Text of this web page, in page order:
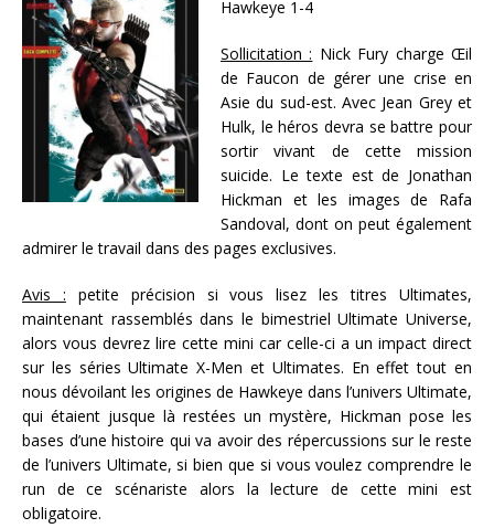
Hawkeye 1-4
Sollicitation : Nick Fury charge Œil
de Faucon de gérer une crise en
Asie du sud-est. Avec Jean Grey et
Hulk, le héros devra se battre pour
sortir vivant de cette mission
suicide. Le texte est de Jonathan
Hickman et les images de Rafa
Sandoval, dont on peut également
admirer le travail dans des pages exclusives.
Avis : petite précision si vous lisez les titres Ultimates,
maintenant rassemblés dans le bimestriel Ultimate Universe,
alors vous devrez lire cette mini car celle-ci a un impact direct
sur les séries Ultimate X-Men et Ultimates. En effet tout en
nous dévoilant les origines de Hawkeye dans l’univers Ultimate,
qui étaient jusque là restées un mystère, Hickman pose les
bases d’une histoire qui va avoir des répercussions sur le reste
de l’univers Ultimate, si bien que si vous voulez comprendre le
run de ce scénariste alors la lecture de cette mini est
obligatoire.